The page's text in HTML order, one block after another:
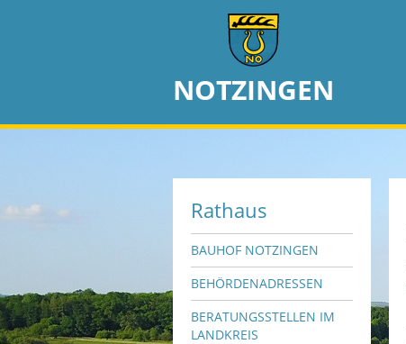
NOTZINGEN
Rathaus
BAUHOF NOTZINGEN
BEHÖRDENADRESSEN
BERATUNGSSTELLEN IM
LANDKREIS